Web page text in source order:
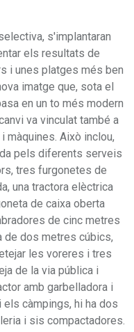
s'implantaran
els resultats de
i unes platges més ben
imatge que, sota el
en un to més modern
va vinculat també a
màquines. Això inclou,
pels diferents serveis
tres furgonetes de
una tractora elèctrica
de caixa oberta
de cinc metres
de dos metres cúbics,
les voreres i tres
de la via pública i
amb garbelladora i
els càmpings, hi ha dos
i sis compactadores.